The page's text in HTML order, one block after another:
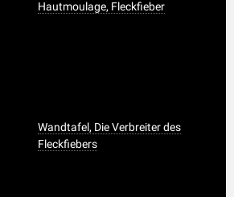
Hautmoulage, Fleckfieber
Wandtafel, Die Verbreiter des
Fleckfiebers